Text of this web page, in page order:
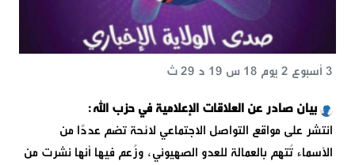
بيان صادر عن العلاقات الإعلامية في حزب الله:
3 أسبوع 2 يوم 18 س 19 د 29 ث
انتشر على مواقع التواصل الاجتماعي لائحة تضم عددًا من
الأسماء تُتهم بالعمالة للعدو الصهيوني، وزُعم فيها أنها نشرت من